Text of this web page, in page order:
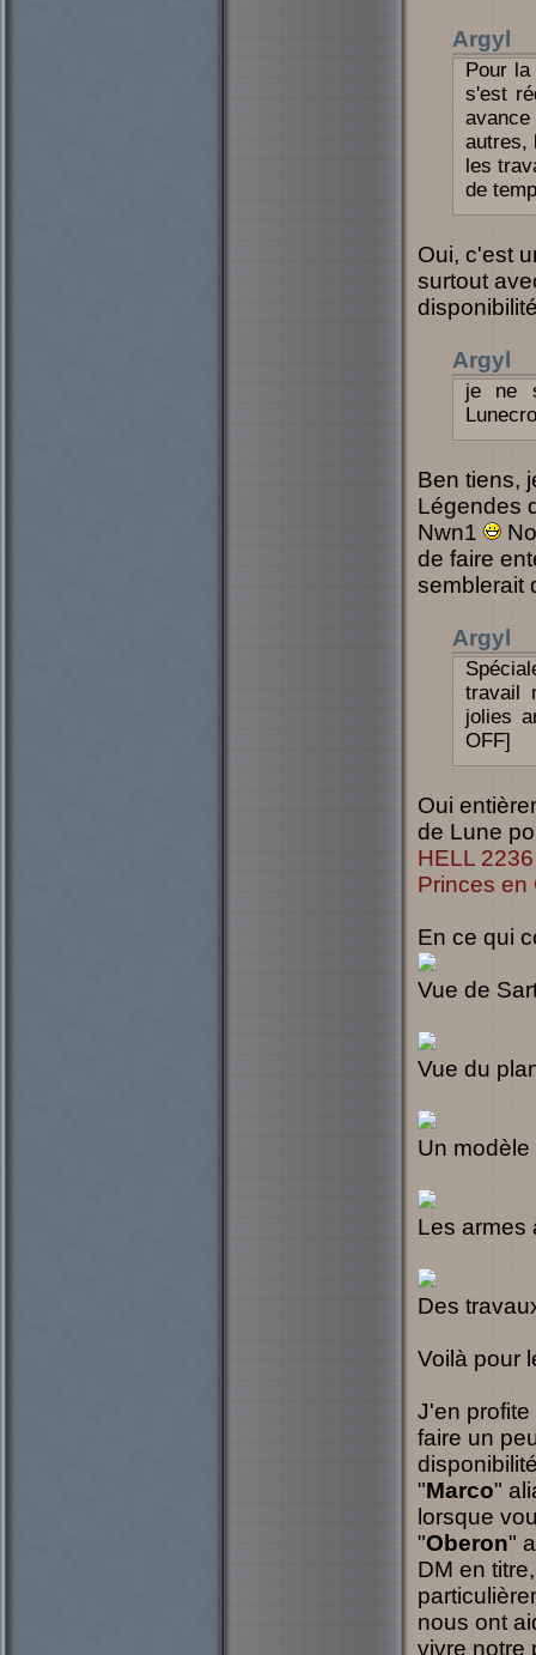
Argyl
Pour
s'est
autres,
les
de
Oui, c'est
surtout
Argyl
je ne
Ben tiens,
Légendes
Nwn1
de faire
semblerait
Argyl
travail
jolies
OFF]
Oui
de Lune
HELL 2236
Princes en
En ce qui
Vue de
Vue du
Un
Les armes
Des
Voilà pour
J'en
faire un
"Marco"
lorsque
"Oberon"
DM en
nous ont
vivre notre